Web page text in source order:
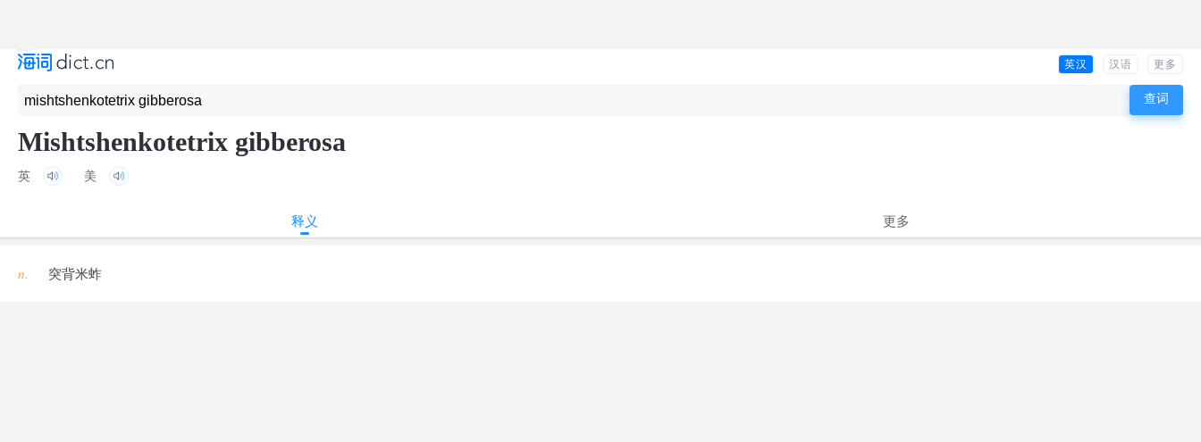
英汉 汉语 更多
Mishtshenkotetrix gibberosa
英 美
释义 更多
n. 突背米蚱